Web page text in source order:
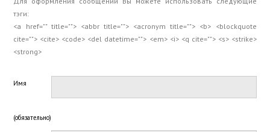
тэги:
<a href="" title=""> <abbr title=""> <acronym title=""> <b> <blockquote
cite=""> <cite> <code> <del datetime=""> <em> <i> <q cite=""> <s> <strike>
<strong>
Имя
(обязательно)